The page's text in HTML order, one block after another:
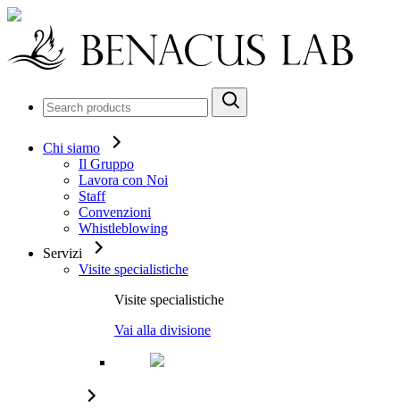
Chi siamo
Il Gruppo
Lavora con Noi
Staff
Convenzioni
Whistleblowing
Servizi
Visite specialistiche
Visite specialistiche
Vai alla divisione